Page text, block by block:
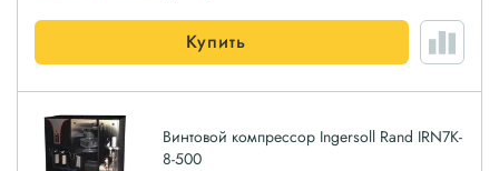
Купить
Винтовой компрессор Ingersoll Rand IRN7K-
8-500